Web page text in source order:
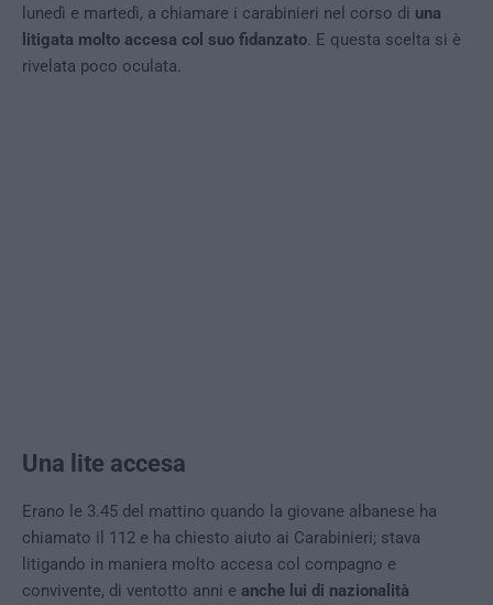
lunedì e martedì, a chiamare i carabinieri nel corso di una
litigata molto accesa col suo fidanzato. E questa scelta si è
rivelata poco oculata.
Una lite accesa
Erano le 3.45 del mattino quando la giovane albanese ha
chiamato il 112 e ha chiesto aiuto ai Carabinieri; stava
litigando in maniera molto accesa col compagno e
convivente, di ventotto anni e anche lui di nazionalità